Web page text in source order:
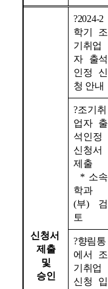
신청서
제출
및
승인
?2024-2
학기 조
기취업
자 출석
인정 신
청 안내
?조기취
업자 출
석인정
신청서
제출
* 소속
학과
(부) 검
토
?향림통
에서 조
기취업
신청 입